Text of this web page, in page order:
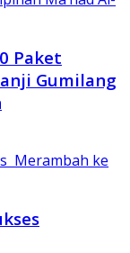
Paket
Gumilang